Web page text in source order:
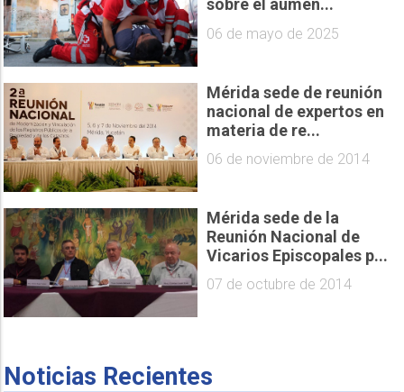
sobre el aumen...
06 de mayo de 2025
Mérida sede de reunión
nacional de expertos en
materia de re...
06 de noviembre de 2014
Mérida sede de la
Reunión Nacional de
Vicarios Episcopales p...
07 de octubre de 2014
Noticias Recientes